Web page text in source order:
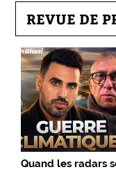
REVUE DE
Quand les radars